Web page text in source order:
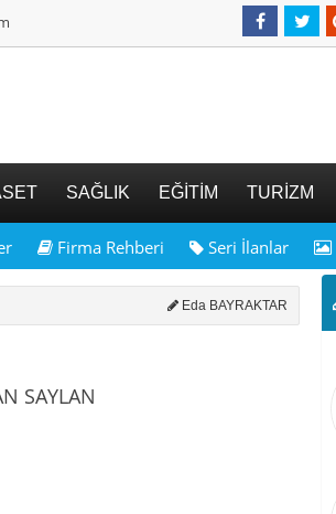
SAĞLIK EĞİTİM TURİZM
Firma Rehberi Seri İlanlar
Eda BAYRAKTAR
SAYLAN